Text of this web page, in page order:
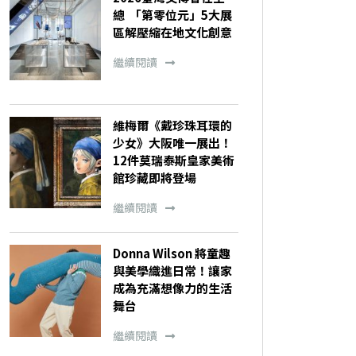
總 「第零位元」5大展
區解壓縮在地文化創意
繼續閱讀
維梅爾《戴珍珠耳環的
少女》大阪唯一展出！
12件莫瑞泰斯皇家美術
館珍藏即將登場
繼續閱讀
Donna Wilson 將童趣
與美學織進日常！讓家
成為充滿想像力的生活
舞台
繼續閱讀